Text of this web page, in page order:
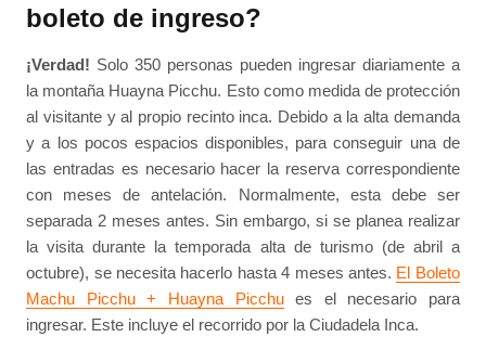
boleto de ingreso?
¡Verdad! Solo 350 personas pueden ingresar diariamente a
la montaña Huayna Picchu. Esto como medida de protección
al visitante y al propio recinto inca. Debido a la alta demanda
y a los pocos espacios disponibles, para conseguir una de
las entradas es necesario hacer la reserva correspondiente
con meses de antelación. Normalmente, esta debe ser
separada 2 meses antes. Sin embargo, si se planea realizar
la visita durante la temporada alta de turismo (de abril a
octubre), se necesita hacerlo hasta 4 meses antes. El Boleto
Machu Picchu + Huayna Picchues el necesario para
ingresar. Este incluye el recorrido por la Ciudadela Inca.